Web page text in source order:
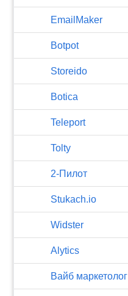
EmailMaker
Botpot
Storeido
Botica
Teleport
Tolty
2-Пилот
Stukach.io
Widster
Alytics
Вайб маркетолог